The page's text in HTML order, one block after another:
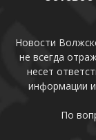
Новости
не всегда
несет
информации
По